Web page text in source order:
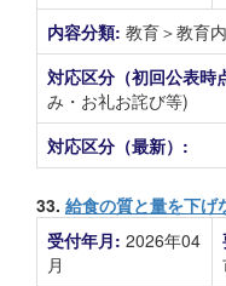
内容分類: 教育＞教育
対応区分（初回公表時
み・お礼お詫び等)
対応区分（最新）:
33. 給食の質と量を下げ
受付年月: 2026年04
月